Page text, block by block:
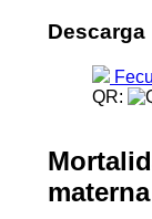
Descarga
QR:
materna